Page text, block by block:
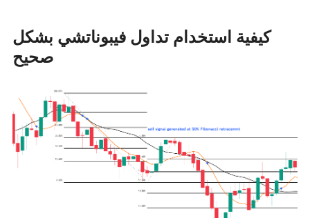
كيفية استخدام تداول فيبوناتشي بشكل
صحيح